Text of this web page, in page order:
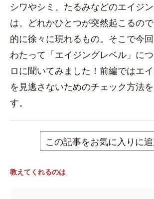
シワやシミ、たるみなどのエイジ
は、どれかひとつが突然起こるの
的に徐々に現れるもの。そこで今
わたって「エイジングレベル」に
ロに聞いてみました！前編ではエ
を見逃さないためのチェック方法
す。
この記事をお気に入りに
教えてくれるのは